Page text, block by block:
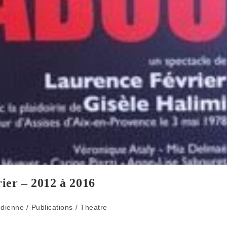
– 2012 à 2016
/ Publications / Theatre